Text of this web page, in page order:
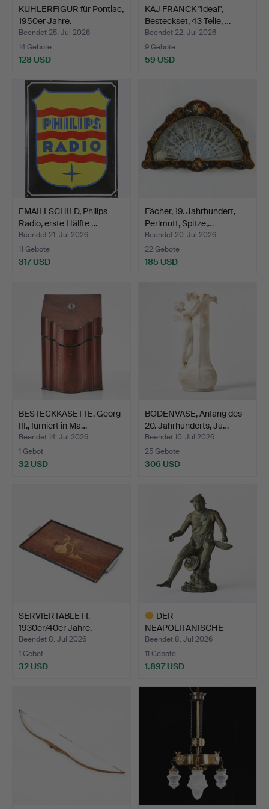
KÜHLERFIGUR für Pontiac,
1950er Jahre.
Beendet 25. Jul 2026
14 Gebote
128 USD
KAJ FRANCK "Ideal",
Besteckset, 43 Teile, …
Beendet 22. Jul 2026
9 Gebote
59 USD
EMAILLSCHILD, Philips
Radio, erste Hälfte …
Beendet 21. Jul 2026
11 Gebote
317 USD
Fächer, 19. Jahrhundert,
Perlmutt, Spitze,…
Beendet 20. Jul 2026
22 Gebote
185 USD
BESTECKKASETTE, Georg
III., furniert in Ma…
Beendet 14. Jul 2026
1 Gebot
32 USD
BODENVASE, Anfang des
20. Jahrhunderts, Ju…
Beendet 10. Jul 2026
25 Gebote
306 USD
SERVIERTABLETT,
1930er/40er Jahre,
Mjölbyi…
Beendet 8. Jul 2026
1 Gebot
32 USD
DER
NEAPOLITANISCHE
FISCHER, Italien Ende …
Beendet 8. Jul 2026
11 Gebote
1.897 USD